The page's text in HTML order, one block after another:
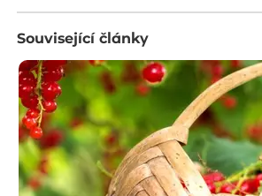
Související články